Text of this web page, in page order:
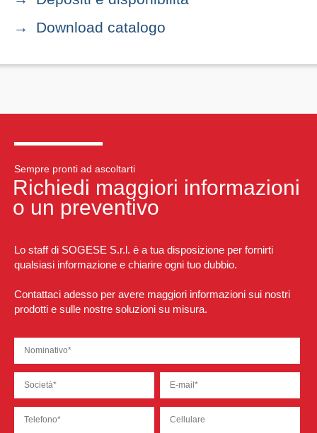
Download catalogo
Sempre pronti ad ascoltarti
Richiedi maggiori informazioni
o un preventivo
Lo staff di SOGESE S.r.l. è a tua disposizione per fornirti
qualsiasi informazione e chiarire ogni tuo dubbio.
Contattaci adesso per avere maggiori informazioni sui nostri
prodotti e sulle nostre soluzioni su misura.